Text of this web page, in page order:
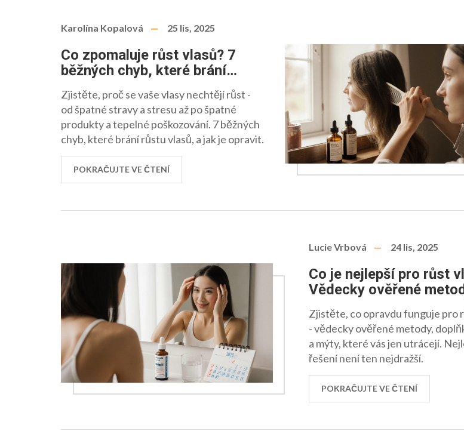
Karolína Kopalová 25 lis, 2025
Co zpomaluje růst vlasů? 7
běžných chyb, které brání
vašim vlasům růst
Zjistěte, proč se vaše vlasy nechtějí růst -
od špatné stravy a stresu až po špatné
produkty a tepelné poškozování. 7 běžných
chyb, které brání růstu vlasů, a jak je opravit.
POKRAČUJTE VE ČTENÍ
Lucie Vrbová 24 lis, 2025
Co je nejlepší pro růst
Vědecky ověřené
produkty
Zjistěte, co opravdu funguje pro
- vědecky ověřené metody,
a mýty, které vás jen utrácejí.
řešení není ten nejdražší.
POKRAČUJTE VE ČTENÍ